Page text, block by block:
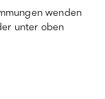
wenden
unter oben